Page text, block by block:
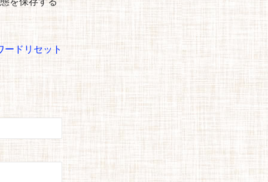
ードリセット